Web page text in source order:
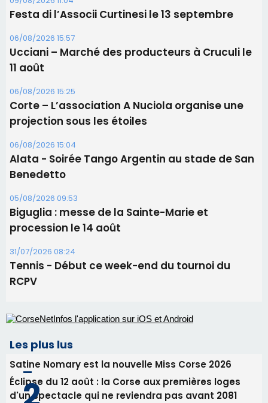
Festa di l’Associi Curtinesi le 13 septembre
06/08/2026 15:57
Ucciani – Marché des producteurs à Cruculi le
11 août
06/08/2026 15:25
Corte – L’association A Nuciola organise une
projection sous les étoiles
06/08/2026 15:04
Alata - Soirée Tango Argentin au stade de San
Benedetto
05/08/2026 09:53
Biguglia : messe de la Sainte-Marie et
procession le 14 août
31/07/2026 08:24
Tennis - Début ce week-end du tournoi du
RCPV
Les plus lus
Satine Nomary est la nouvelle Miss Corse 2026
Éclipse du 12 août : la Corse aux premières loges
d'un spectacle qui ne reviendra pas avant 2081